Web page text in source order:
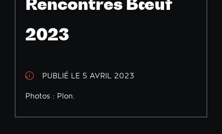
2023
PUBLIÉ LE 5 AVRIL 2023
Photos : Plon.